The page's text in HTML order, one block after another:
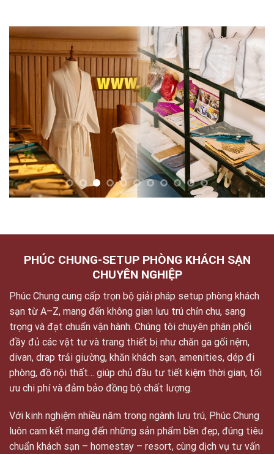
PHÚC CHUNG-SETUP PHÒNG KHÁCH SẠN
CHUYÊN NGHIỆP
Phúc Chung cung cấp trọn bộ giải pháp setup phòng khách
sạn từ A–Z, mang đến không gian lưu trú chỉn chu, sang
trọng và đạt chuẩn vận hành. Chúng tôi chuyên phân phối
đầy đủ các vật tư và trang thiết bị như chăn ga gối nệm,
divan, drap trải giường, khăn khách sạn, amenities, dép đi
phòng, đồ nội thất… giúp chủ đầu tư tiết kiệm thời gian, tối
ưu chi phí và đảm bảo đồng bộ chất lượng.
Với kinh nghiệm nhiều năm trong ngành lưu trú, Phúc Chung
luôn cam kết mang đến những sản phẩm bền đẹp, đúng tiêu
chuẩn khách sạn – homestay – resort, cùng dịch vụ tư vấn